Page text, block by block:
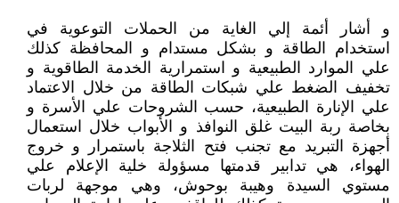
و أشار أئمة إلي الغاية من الحملات التوعوية في
استخدام الطاقة و بشكل مستدام و المحافظة كذلك
علي الموارد الطبيعية و استمرارية الخدمة الطاقوية و
تخفيف الضغط علي شبكات الطاقة من خلال الاعتماد
علي الإنارة الطبيعية، حسب الشروحات علي الأسرة و
بخاصة ربة البيت غلق النوافذ و الأبواب خلال استعمال
أجهزة التبريد مع تجنب فتح الثلاجة باستمرار و خروج
الهواء، هي تدابير قدمتها مسؤولة خلية الإعلام علي
مستوي السيدة وهيبة بوحوش، وهي موجهة لربات